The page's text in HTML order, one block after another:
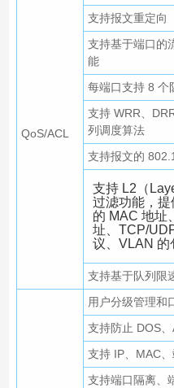
QoS/ACL
支持报文重定向
支持基于端口的
能
每端口支持 8 个
支持 WRR、
列调度算法
支持报文的
支持 L2（
过滤功能，提
的 MAC 地址
址、TCP/
议、VLAN 的
支持基于队列限
用户分级管理和
支持防止 DOS
支持 IP、MAC
支持端口隔离、